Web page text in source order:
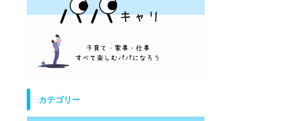
カテゴリー